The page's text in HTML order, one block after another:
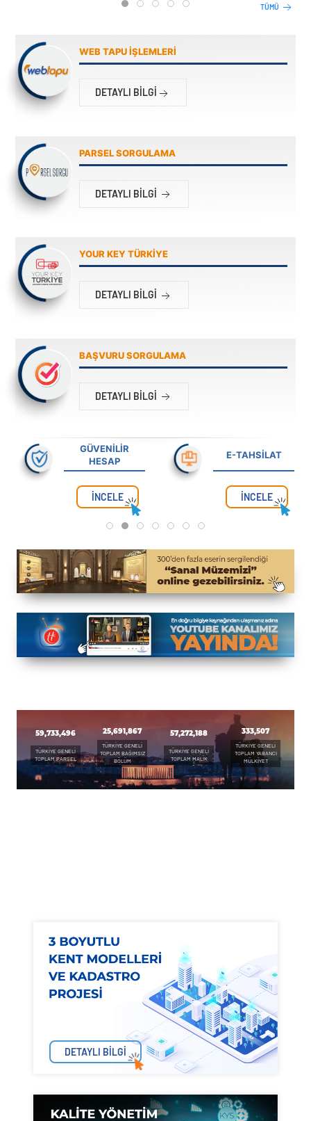
1 2 3 4 5 TÜMÜ
WEB TAPU İŞLEMLERİ
DETAYLI BILGI
PARSEL SORGULAMA
DETAYLI BILGI
YOUR KEY TÜRKİYE
DETAYLI BILGI
BAŞVURU SORGULAMA
DETAYLI BILGI
GÜVENİLİR
HESAP
İNCELE
E-TAHSİLAT
İNCELE
59,733,496
TÜRKİYE GENELİ
TOPLAM PARSEL
25,691,867
TÜRKİYE GENELİ
TOPLAM BAĞIMSIZ
BÖLÜM
57,272,188
TÜRKİYE GENELİ
TOPLAM MALİK
333,507
TÜRKİYE GENELİ
TOPLAM YABANCI
MÜLKİYET
DETAYLI BİLGİ